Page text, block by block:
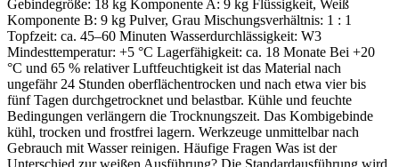
Gebindegröße: 18 kg Komponente A: 9 kg Flüssigkeit, Weiß
Komponente B: 9 kg Pulver, Grau Mischungsverhältnis: 1 : 1
Topfzeit: ca. 45–60 Minuten Wasserdurchlässigkeit: W3
Mindesttemperatur: +5 °C Lagerfähigkeit: ca. 18 Monate Bei +20
°C und 65 % relativer Luftfeuchtigkeit ist das Material nach
ungefähr 24 Stunden oberflächentrocken und nach etwa vier bis
fünf Tagen durchgetrocknet und belastbar. Kühle und feuchte
Bedingungen verlängern die Trocknungszeit. Das Kombigebinde
kühl, trocken und frostfrei lagern. Werkzeuge unmittelbar nach
Gebrauch mit Wasser reinigen. Häufige Fragen Was ist der